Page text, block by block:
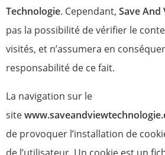
Technologie. Cependant, Save And
pas la possibilité de vérifier le
visités, et n’assumera en
responsabilité de ce fait.
La navigation sur le
site
de provoquer l’installation de
de l’utilisateur. Un cookie est un